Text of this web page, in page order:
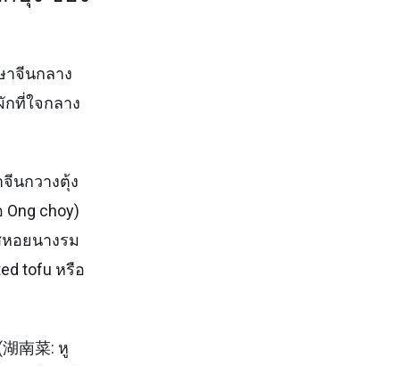
จีนกลาง
กที่ใจกลาง
นกวางตุ้ง
Ong choy)
อยนางรม
tofu หรือ
南菜: หู